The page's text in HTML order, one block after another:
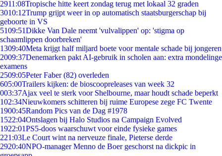
2911:08Tropische hitte keert zondag terug met lokaal 32 graden
3010:12Trump grijpt weer in op automatisch staatsburgerschap bij
geboorte in VS
5109:51Dikke Van Dale neemt 'vulvalippen' op: 'stigma op
schaamlippen doorbreken'
1309:40Meta krijgt half miljard boete voor mentale schade bij jongeren
2009:37Denemarken pakt AI-gebruik in scholen aan: extra mondelinge
examens
2509:05Peter Faber (82) overleden
605:00Trailers kijken: de bioscoopreleases van week 32
003:37Ajax veel te sterk voor Shelbourne, maar houdt schade beperkt
102:34Nieuwkomers schitteren bij ruime Europese zege FC Twente
1900:45Random Pics van de Dag #1978
1522:04Ontslagen bij Halo Studios na Campaign Evolved
1922:01PS5-doos waarschuwt voor einde fysieke games
221:03Le Court wint na nerveuze finale, Pieterse derde
2920:40NPO-manager Menno de Boer geschorst na dickpic in